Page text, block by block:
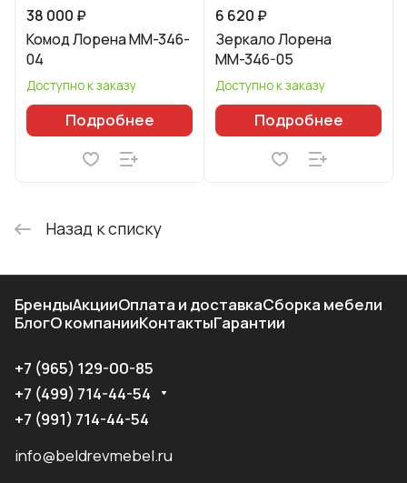
38 000 ₽
Комод Лорена ММ-346-
04
Доступно к заказу
Подробнее
6 620 ₽
Зеркало Лорена
ММ-346-05
Доступно к заказу
Подробнее
Назад к списку
БрендыАкцииОплата и доставкаСборка мебели
БлогО компанииКонтактыГарантии
+7 (965) 129-00-85
+7 (499) 714-44-54
+7 (991) 714-44-54
info@beldrevmebel.ru